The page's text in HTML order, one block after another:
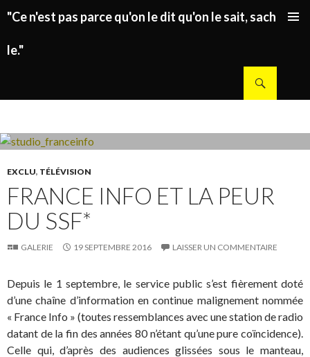
"Ce n'est pas parce qu'on le dit qu'on le sait, sachez
le."
EXCLU, TÉLÉVISION
FRANCE INFO ET LA PEUR
DU SSF*
GALERIE 19 SEPTEMBRE 2016 LAISSER UN COMMENTAIRE
Depuis le 1 septembre, le service public s’est fièrement doté
d’une chaîne d’information en continue malignement nommée
« France Info » (toutes ressemblances avec une station de radio
datant de la fin des années 80 n’étant qu’une pure coïncidence).
Celle qui, d’après des audiences glissées sous le manteau,